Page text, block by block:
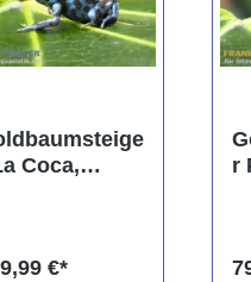
Coca,
€*
r